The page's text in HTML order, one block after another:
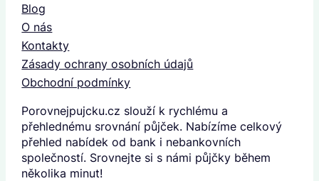
Blog
O nás
Kontakty
Zásady ochrany osobních údajů
Obchodní podmínky
Porovnejpujcku.cz slouží k rychlému a
přehlednému srovnání půjček. Nabízíme celkový
přehled nabídek od bank i nebankovních
společností. Srovnejte si s námi půjčky během
několika minut!